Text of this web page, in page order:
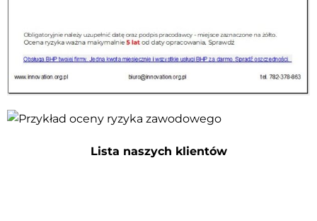
Lista naszych klientów